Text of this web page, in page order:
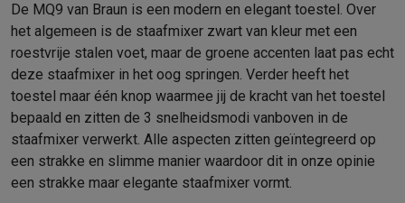
Hoofdtelefoons & oortjes KoptelefoonsDraadloze
SpeakersSpeakers Bluetooth speakersSmart speakersParty
Muziek in huisRadio's & wekkersPlatenspelersHifi-ketens
NavigatieDashcamsGPSCoyoteGPS accessoires
TV & audio accessoiresSteunenKabelsDraagbare
FototoestellenDigitale camera'sInstant camera's Canon
VideoGoProAction camsDronesCamcorder
Foto accessoiresCameratassenFlitsers & filtersSD-kaarten
Telefonie & smartwatches
De MQ9 van Braun is een modern en elegant toestel. Over
het algemeen is de staafmixer zwart van kleur met een
roestvrije stalen voet, maar de groene accenten laat pas echt
deze staafmixer in het oog springen. Verder heeft het
toestel maar één knop waarmee jij de kracht van het toestel
bepaald en zitten de 3 snelheidsmodi vanboven in de
staafmixer verwerkt. Alle aspecten zitten geïntegreerd op
een strakke en slimme manier waardoor dit in onze opinie
een strakke maar elegante staafmixer vormt.